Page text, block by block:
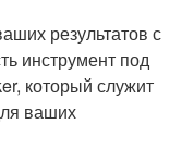
результатов с
инструмент под
который служит
ваших